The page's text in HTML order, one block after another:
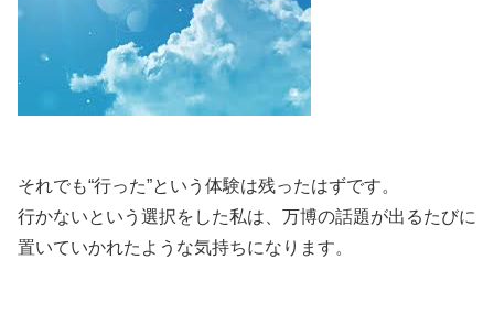
それでも“行った”という体験は残ったはずです。
行かないという選択をした私は、万博の話題が出るたびに
置いていかれたような気持ちになります。